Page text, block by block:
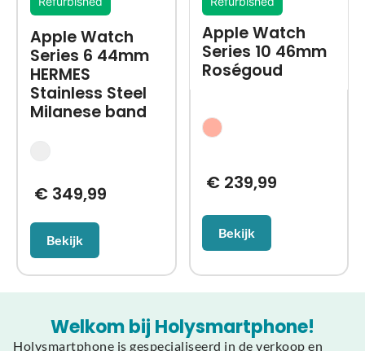
Apple Watch
Series 6 44mm
HERMES
Stainless Steel
Milanese band
€349,99
Bekijk
Apple Watch
Series 10 46mm
Roségoud
€ 239,99
Bekijk
Welkom bij Holysmartphone!
Holysmartphone is gespecialiseerd in de verkoop en